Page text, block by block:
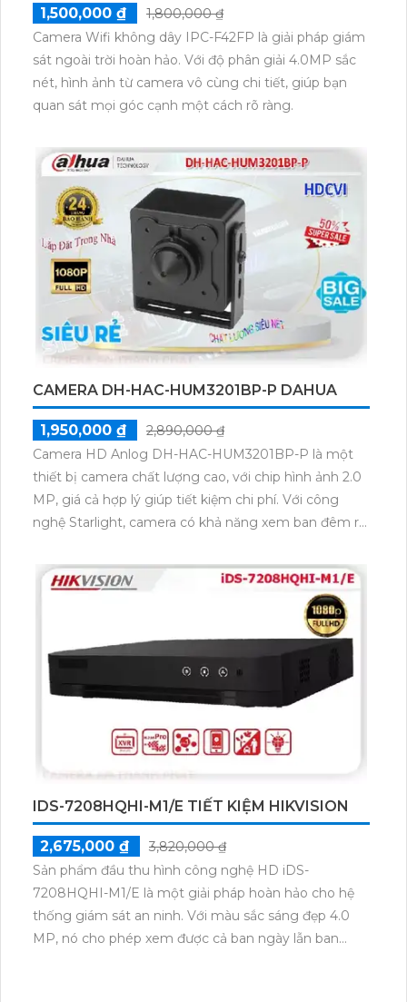
1,500,000 ₫
1,800,000 ₫
Camera Wifi không dây IPC-F42FP là giải pháp giám
sát ngoài trời hoàn hảo. Với độ phân giải 4.0MP sắc
nét, hình ảnh từ camera vô cùng chi tiết, giúp bạn
quan sát mọi góc cạnh một cách rõ ràng.
CAMERA DH-HAC-HUM3201BP-P DAHUA
1,950,000 ₫
2,890,000 ₫
Camera HD Anlog DH-HAC-HUM3201BP-P là một
thiết bị camera chất lượng cao, với chip hình ảnh 2.0
MP, giá cả hợp lý giúp tiết kiệm chi phí. Với công
nghệ Starlight, camera có khả năng xem ban đêm rõ
cầu chức năng, mẫu thiết bị này còn có thiết kế đẹp
mắt với vỏ kim loại sang trọng. Camera DH-HAC-
HUM3201BP-P hỗ trợ các công nghệ AHD, CVI, TVI
và BCS, giúp tiết kiệm chi phí cho hệ thống camera.
Đặc biệt, camera có chức năng thu hình ổn định,
đảm bảo không bị giật lag.
IDS-7208HQHI-M1/E TIẾT KIỆM HIKVISION
2,675,000 ₫
3,820,000 ₫
Sản phẩm đầu thu hình công nghệ HD iDS-
7208HQHI-M1/E là một giải pháp hoàn hảo cho hệ
thống giám sát an ninh. Với màu sắc sáng đẹp 4.0
MP, nó cho phép xem được cả ban ngày lẫn ban